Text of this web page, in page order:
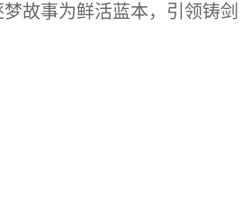
故事为鲜活蓝本，引领铸剑